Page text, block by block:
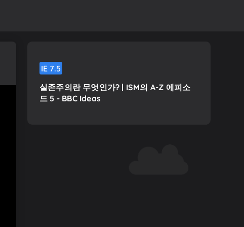
IE 7.5
실존주의란 무엇인가? | ISM의 A-Z 에피소
드 5 - BBC Ideas